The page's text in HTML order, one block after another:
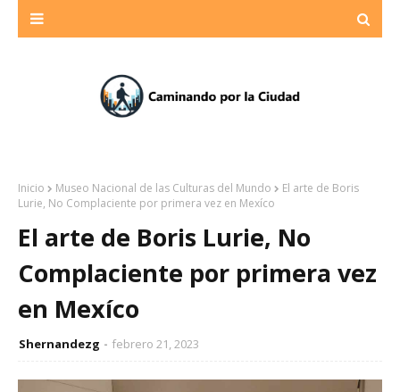
Inicio Museo Nacional de las Culturas del Mundo
El arte de Boris
Lurie, No Complaciente por primera vez en Mexíco
El arte de Boris Lurie, No
Complaciente por primera vez
en Mexíco
Shernandezg febrero 21, 2023